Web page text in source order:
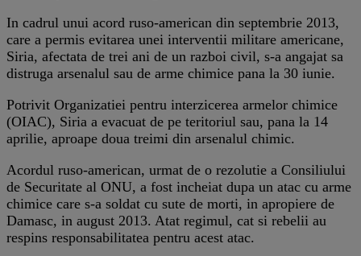
In cadrul unui acord ruso-american din septembrie 2013,
care a permis evitarea unei interventii militare americane,
Siria, afectata de trei ani de un razboi civil, s-a angajat sa
distruga arsenalul sau de arme chimice pana la 30 iunie.
Potrivit Organizatiei pentru interzicerea armelor chimice
(OIAC), Siria a evacuat de pe teritoriul sau, pana la 14
aprilie, aproape doua treimi din arsenalul chimic.
Acordul ruso-american, urmat de o rezolutie a Consiliului
de Securitate al ONU, a fost incheiat dupa un atac cu arme
chimice care s-a soldat cu sute de morti, in apropiere de
Damasc, in august 2013. Atat regimul, cat si rebelii au
respins responsabilitatea pentru acest atac.